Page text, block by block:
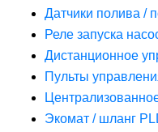
Датчики полива /
Реле запуска
Дистанционное
Пульты
Экомат / шланг